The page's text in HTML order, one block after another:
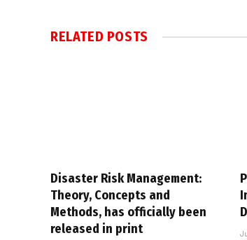
RELATED POSTS
Disaster Risk Management:
Theory, Concepts and
Methods, has officially been
released in print